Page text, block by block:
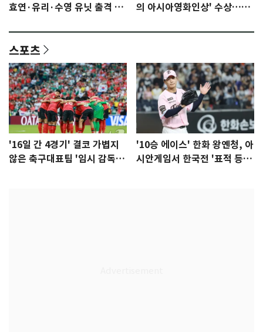
효연·유리·수영 유닛 출격 [N
의 아시아영화인상' 수상…15
스포츠
'16일 간 4경기' 결코 가볍지
않은 축구대표팀 '임시 감독'
'10승 에이스' 한화 왕옌청, 아
시안게임서 한국전 '표적 등